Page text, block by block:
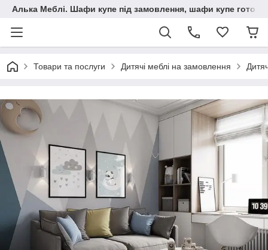
Алька Меблі. Шафи купе під замовлення, шафи купе готові,
Товари та послуги Дитячі меблі на замовлення